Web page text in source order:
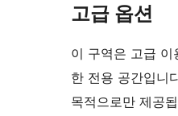
고급 옵션
이 구역은 고급 이
한 전용 공간입니
목적으로만 제공